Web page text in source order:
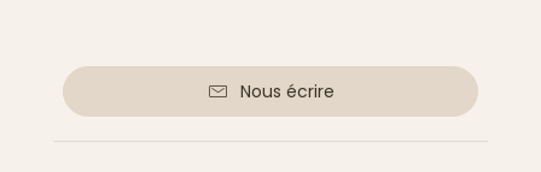
Nous écrire